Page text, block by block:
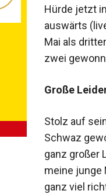
Hürde jetzt
auswärts
Mai als
zwei
Große
Stolz auf
Schwaz
ganz großer
meine junge
ganz viel